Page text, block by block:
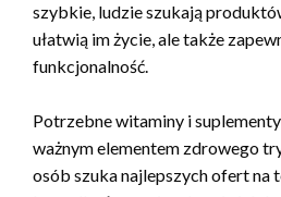
szybkie, ludzie szukają
ułatwią im życie, ale także
funkcjonalność.
Potrzebne witaminy i
ważnym elementem zdrowego
osób szuka najlepszych ofert na